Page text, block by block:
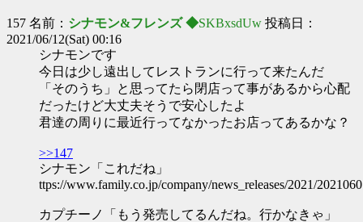
157 名前： シナモン&フレンズ ◆SKBxsdUw 投稿日：
2021/06/12(Sat) 00:16
シナモンです
今日は少し遠出してレストランに行って来たんだ
「そのうち」と思ってたら閉店って事があるから心配
だったけど大丈夫そうで安心したよ
君達の周りに最近行ってなかったお店ってあるかな？
>>147
シナモン「これだね」
ttps://www.family.co.jp/company/news_releases/2021/
カプチーノ「もう発売してるんだね。行かなきゃ」